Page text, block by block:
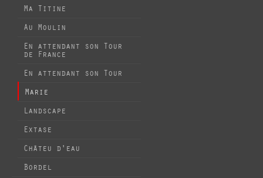
Ma Titine
Au Moulin
En attendant son Tour
de France
En attendant son Tour
Marie
Landscape
Extase
Châteu d'eau
Bordel